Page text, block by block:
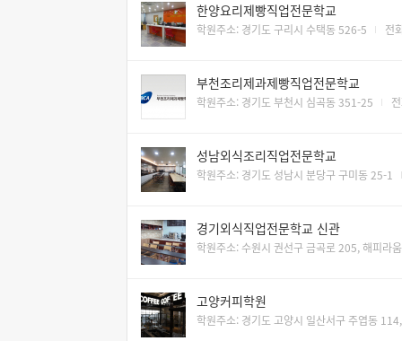
한양요리제빵직업전문학교
학원주소: 경기도 구리시 수택동 526-5 전
부천조리제과제빵직업전문학교
학원주소: 경기도 부천시 심곡동 351-25
성남외식조리직업전문학교
학원주소: 경기도 성남시 분당구 구미동 25-1
경기외식직업전문학교 신관
학원주소: 수원시 권선구 금곡로 205, 해피라
고양커피학원
학원주소: 경기도 고양시 일산서구 주엽동